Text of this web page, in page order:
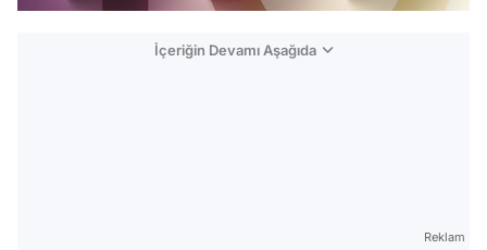
İçeriğin Devamı Aşağıda
Reklam